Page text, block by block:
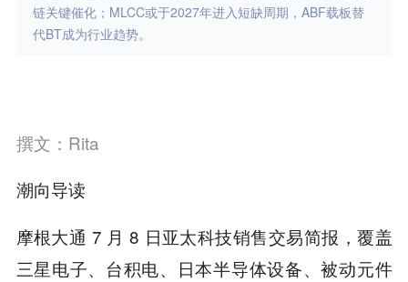
链关键催化；MLCC或于2027年进入短缺周期，ABF载板替
代BT成为行业趋势。
撰文：Rita
潮向导读
摩根大通 7 月 8 日亚太科技销售交易简报，覆盖
三星电子、台积电、日本半导体设备、被动元件